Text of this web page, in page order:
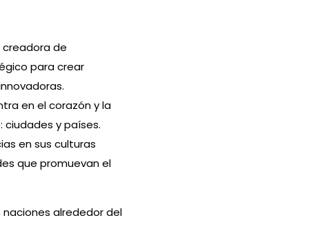
creadora de
para crear
en el corazón y la
y países.
en sus culturas
que promuevan el
alrededor del